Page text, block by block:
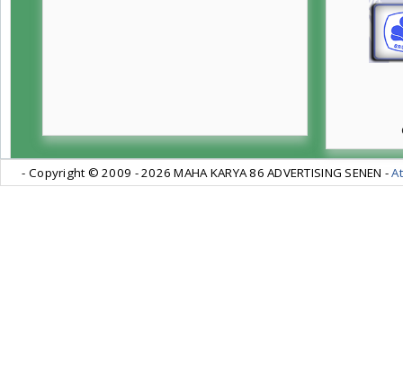
- Copyright © 2009 -2026 MAHA KARYA 86 ADVERTISING SENEN -